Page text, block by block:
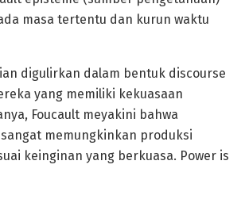
masa tertentu dan kurun waktu
digulirkan dalam bentuk discourse
yang memiliki kekuasaan
Foucault meyakini bahwa
memungkinkan produksi
keinginan yang berkuasa. Power is